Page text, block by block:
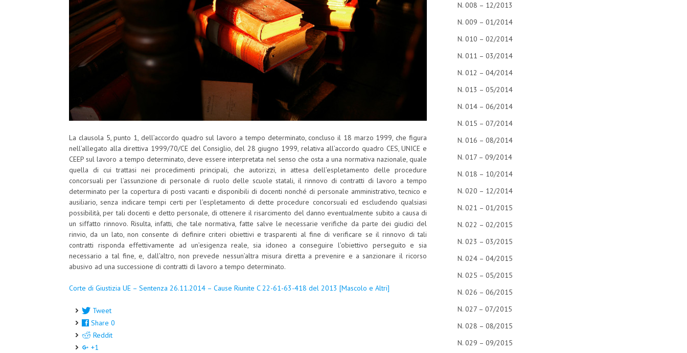
La clausola 5, punto 1, dell’accordo quadro sul lavoro a tempo determinato, concluso il 18 marzo 1999, che figura
nell’allegato alla direttiva 1999/70/CE del Consiglio, del 28 giugno 1999, relativa all’accordo quadro CES, UNICE e
CEEP sul lavoro a tempo determinato, deve essere interpretata nel senso che osta a una normativa nazionale, quale
quella di cui trattasi nei procedimenti principali, che autorizzi, in attesa dell’espletamento delle procedure
concorsuali per l’assunzione di personale di ruolo delle scuole statali, il rinnovo di contratti di lavoro a tempo
determinato per la copertura di posti vacanti e disponibili di docenti nonché di personale amministrativo, tecnico e
ausiliario, senza indicare tempi certi per l’espletamento di dette procedure concorsuali ed escludendo qualsiasi
possibilità, per tali docenti e detto personale, di ottenere il risarcimento del danno eventualmente subito a causa di
un siffatto rinnovo. Risulta, infatti, che tale normativa, fatte salve le necessarie verifiche da parte dei giudici del
rinvio, da un lato, non consente di definire criteri obiettivi e trasparenti al fine di verificare se il rinnovo di tali
contratti risponda effettivamente ad un’esigenza reale, sia idoneo a conseguire l’obiettivo perseguito e sia
necessario a tal fine, e, dall’altro, non prevede nessun’altra misura diretta a prevenire e a sanzionare il ricorso
abusivo ad una successione di contratti di lavoro a tempo determinato.
Corte di Giustizia UE – Sentenza 26.11.2014 – Cause Riunite C 22-61-63-418 del 2013 [Mascolo e Altri]
Tweet
Share 0
Reddit
+1
N. 008 – 12/2013
N. 009 – 01/2014
N. 010 – 02/2014
N. 011 – 03/2014
N. 012 – 04/2014
N. 013 – 05/2014
N. 014 – 06/2014
N. 015 – 07/2014
N. 016 – 08/2014
N. 017 – 09/2014
N. 018 – 10/2014
N. 020 – 12/2014
N. 021 – 01/2015
N. 022 – 02/2015
N. 023 – 03/2015
N. 024 – 04/2015
N. 025 – 05/2015
N. 026 – 06/2015
N. 027 – 07/2015
N. 028 – 08/2015
N. 029 – 09/2015